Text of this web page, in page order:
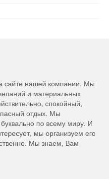
сайте нашей компании. Мы
и материальных
спокойный,
отдых. Мы
по всему миру. И
мы организуем его
Мы знаем, Вам